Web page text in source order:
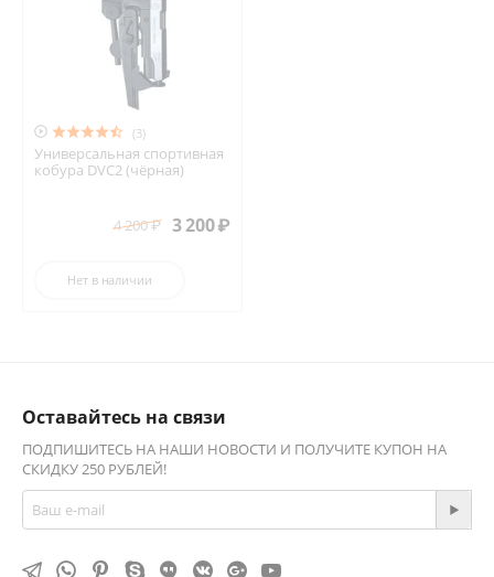
 (3)
Универсальная спортивная
кобура DVC2 (чёрная)
4 200₽ 3 200₽
Нет в наличии
Оставайтесь на связи
ПОДПИШИТЕСЬ НА НАШИ НОВОСТИ И ПОЛУЧИТЕ КУПОН НА
СКИДКУ 250 РУБЛЕЙ!